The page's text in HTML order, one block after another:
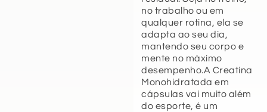
no trabalho ou em
qualquer rotina, ela se
adapta ao seu dia,
mantendo seu corpo e
mente no máximo
desempenho.A Creatina
Monohidratada em
cápsulas vai muito além
do esporte, é um